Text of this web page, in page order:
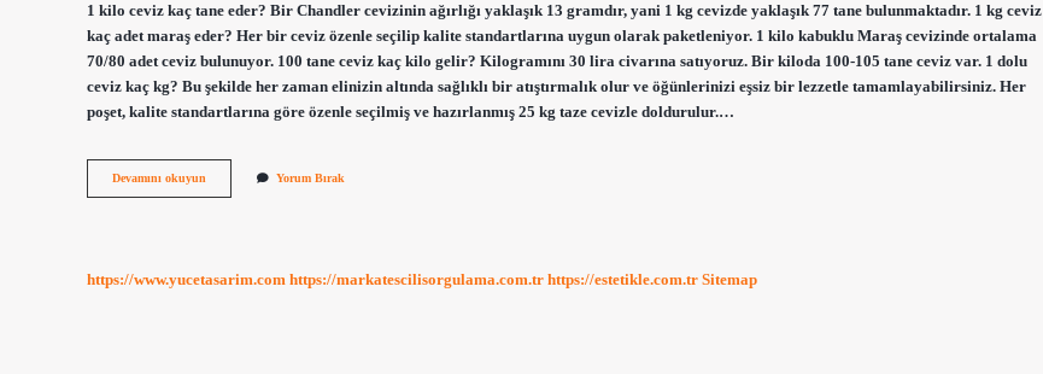
1 kilo ceviz kaç tane eder? Bir Chandler cevizinin ağırlığı yaklaşık 13 gramdır, yani 1 kg cevizde yaklaşık 77 tane bulunmaktadır. 1 kg ceviz
kaç adet maraş eder? Her bir ceviz özenle seçilip kalite standartlarına uygun olarak paketleniyor. 1 kilo kabuklu Maraş cevizinde ortalama
70/80 adet ceviz bulunuyor. 100 tane ceviz kaç kilo gelir? Kilogramını 30 lira civarına satıyoruz. Bir kiloda 100-105 tane ceviz var. 1 dolu
ceviz kaç kg? Bu şekilde her zaman elinizin altında sağlıklı bir atıştırmalık olur ve öğünlerinizi eşsiz bir lezzetle tamamlayabilirsiniz. Her
poşet, kalite standartlarına göre özenle seçilmiş ve hazırlanmış 25 kg taze cevizle doldurulur.…
Devamını okuyun
Kilo
Yorum Bırak
https://www.yucetasarim.com https://markatescilisorgulama.com.tr https://estetikle.com.tr Sitemap